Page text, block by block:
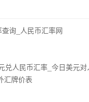
询_人民币汇率网
兑人民币汇率_今日美元
汇牌价表